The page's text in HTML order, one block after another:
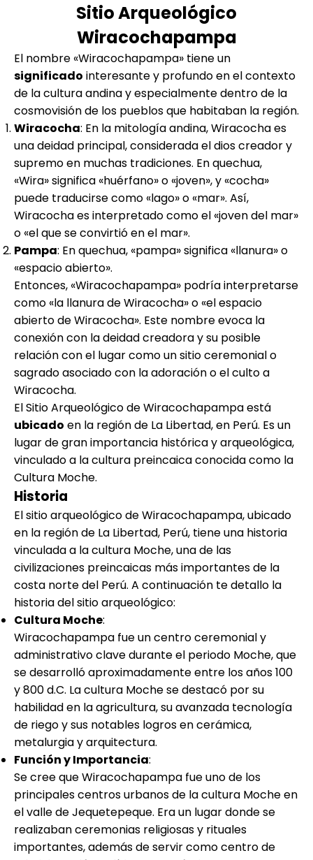
Sitio Arqueológico
Wiracochapampa
El nombre «Wiracochapampa» tiene un
significado interesante y profundo en el contexto
de la cultura andina y especialmente dentro de la
cosmovisión de los pueblos que habitaban la región.
Wiracocha: En la mitología andina, Wiracocha es
una deidad principal, considerada el dios creador y
supremo en muchas tradiciones. En quechua,
«Wira» significa «huérfano» o «joven», y «cocha»
puede traducirse como «lago» o «mar». Así,
Wiracocha es interpretado como el «joven del mar»
o «el que se convirtió en el mar».
Pampa: En quechua, «pampa» significa «llanura» o
«espacio abierto».
Entonces, «Wiracochapampa» podría interpretarse
como «la llanura de Wiracocha» o «el espacio
abierto de Wiracocha». Este nombre evoca la
conexión con la deidad creadora y su posible
relación con el lugar como un sitio ceremonial o
sagrado asociado con la adoración o el culto a
Wiracocha.
El Sitio Arqueológico de Wiracochapampa está
ubicado en la región de La Libertad, en Perú. Es un
lugar de gran importancia histórica y arqueológica,
vinculado a la cultura preincaica conocida como la
Cultura Moche.
Historia
El sitio arqueológico de Wiracochapampa, ubicado
en la región de La Libertad, Perú, tiene una historia
vinculada a la cultura Moche, una de las
civilizaciones preincaicas más importantes de la
costa norte del Perú. A continuación te detallo la
historia del sitio arqueológico:
Cultura Moche:
Wiracochapampa fue un centro ceremonial y
administrativo clave durante el periodo Moche, que
se desarrolló aproximadamente entre los años 100
y 800 d.C. La cultura Moche se destacó por su
habilidad en la agricultura, su avanzada tecnología
de riego y sus notables logros en cerámica,
metalurgia y arquitectura.
Función y Importancia:
Se cree que Wiracochapampa fue uno de los
principales centros urbanos de la cultura Moche en
el valle de Jequetepeque. Era un lugar donde se
realizaban ceremonias religiosas y rituales
importantes, además de servir como centro de